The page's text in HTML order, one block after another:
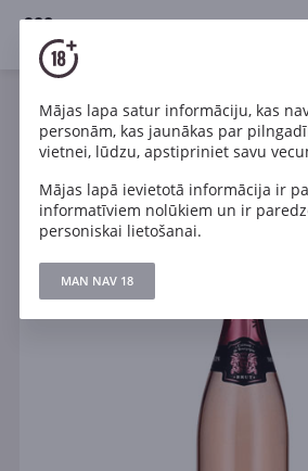
18+
Dzirkstošais Rozā Sauss
Moingeon Prestige Cremant de
Rose
Mājas lapa satur informāciju, kas
personām, kas jaunākas par
vietnei, lūdzu, apstipriniet savu
Mājas lapā ievietotā informācija ir
informatīviem nolūkiem un ir
personiskai lietošanai.
MAN NAV 18